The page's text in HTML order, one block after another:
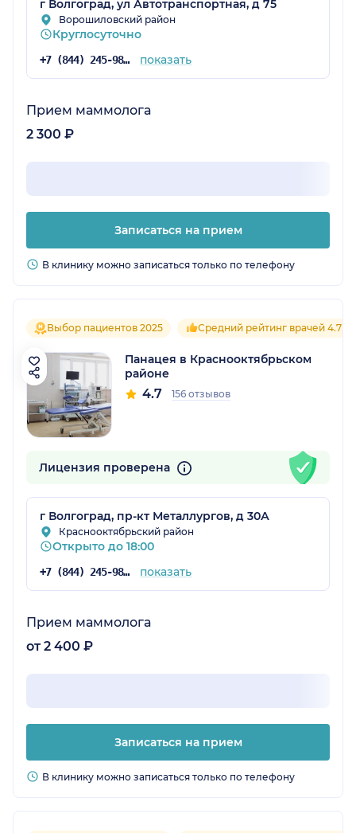
г Волгоград, ул Автотранспортная, д 75
Ворошиловский район
Круглосуточно
+7 (844) 245-98-54 показать
Прием маммолога
2 300 ₽
Записаться на прием
В клинику можно записаться только по телефону
Выбор пациентов 2025 Средний рейтинг врачей 4.7
Панацея в Краснооктябрьском
районе
4.7 156 отзывов
Лицензия проверена
г Волгоград, пр-кт Металлургов, д 30А
Краснооктябрьский район
Открыто до 18:00
+7 (844) 245-98-04 показать
Прием маммолога
от 2 400 ₽
Записаться на прием
В клинику можно записаться только по телефону